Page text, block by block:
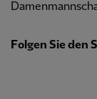
Folgen Sie den